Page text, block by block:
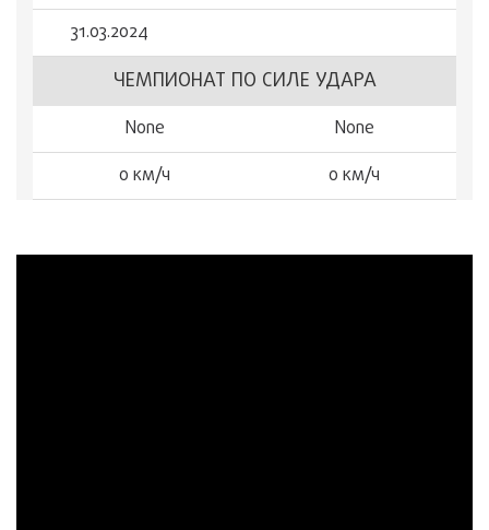
31.03.2024
ЧЕМПИОНАТ ПО СИЛЕ УДАРА
None
None
0 км/ч
0 км/ч